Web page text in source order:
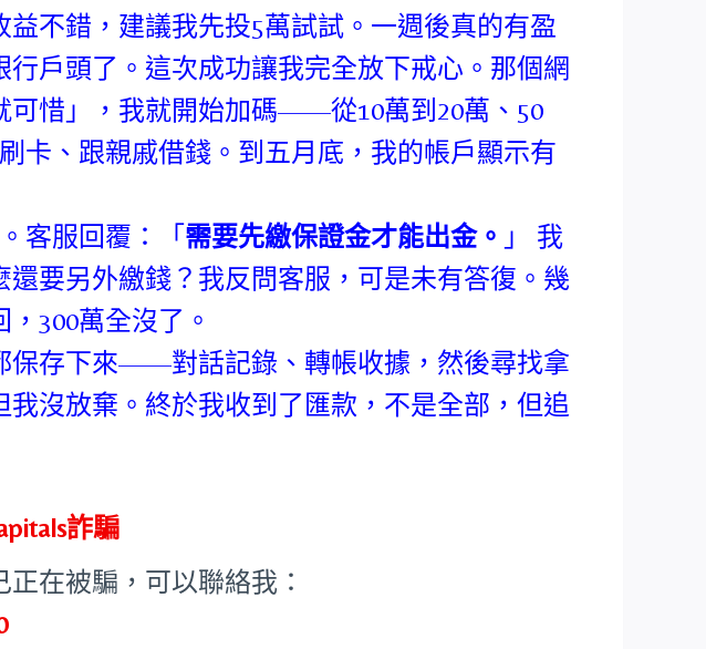
益不錯，建議我先投5萬試試。一週後真的有盈
戶頭了。這次成功讓我完全放下戒心。那個網
可惜」，我就開始加碼——從10萬到20萬、50
卡、跟親戚借錢。到五月底，我的帳戶顯示有
客服回覆：「 需要先繳保證金才能出金。 」 我
要另外繳錢？我反問客服，可是未有答復。幾
300萬全沒了。
保存下來——對話記錄、轉帳收據，然後尋找拿
沒放棄。終於我收到了匯款，不是全部，但追
詐騙
在被騙，可以聯絡我：